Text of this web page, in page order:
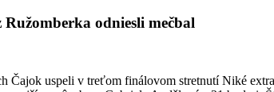
odniesli mečbal
Čajok uspeli v treťom finálovom stretnutí Niké